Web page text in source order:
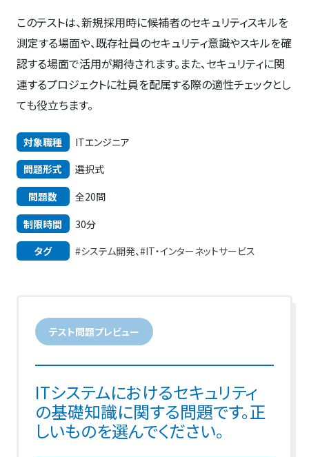
このテストは、新規採用時に候補者のセキュリティスキルを
測定する場面や、既存社員のセキュリティ意識やスキルを確
認する場面で活用が期待されます。また、セキュリティに関
連するプロジェクトに社員を配属する際の適性チェックとし
ても役立ちます。
対象職種
ITエンジニア
問題形式
選択式
問題数
全20問
制限時間
30分
タグ
#システム開発、#IT・インターネットサービス
テスト問題プレビュー
ITシステムにおけるセキュリティ
の基礎知識に関する問題です。正
しいものを選んでください。